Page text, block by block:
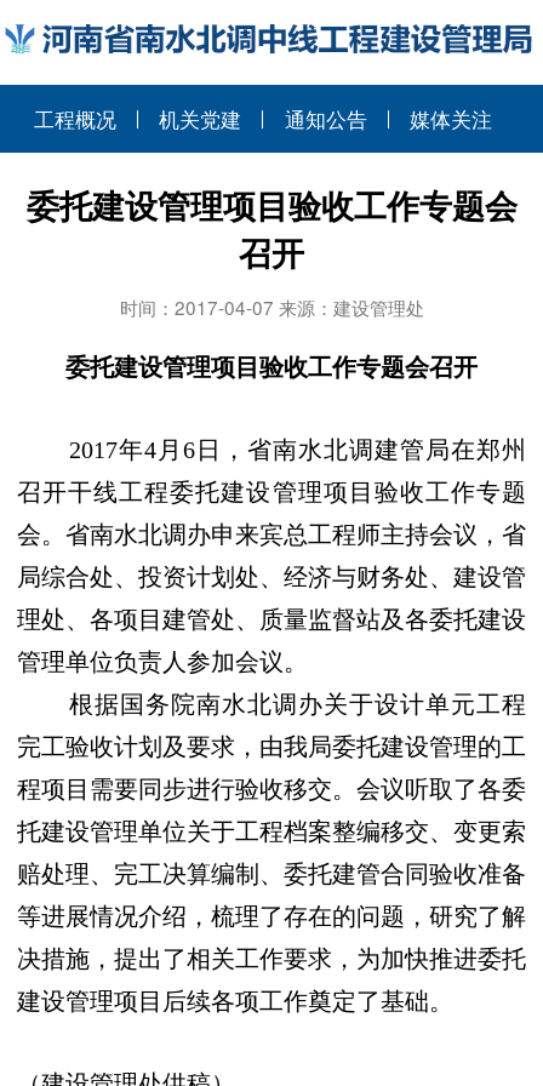
工程概况 机关党建 通知公告 媒体关注
委托建设管理项目验收工作专题会
召开
时间：2017-04-07 来源：建设管理处
委托建设管理项目验收工作专题会召开
2017年4月 6日，省南水北调建管局在郑州
召开干线工程委托建设管理项目验收工作专题
会。省南水北调办申来宾总工程师主持会议，省
局综合处、投资计划处、经济与财务处、建设管
理处、各项目建管处、质量监督站及各委托建设
管理单位负责人参加会议。
根据国务院南水北调办关于设计单元工程
完工验收计划及要求，由我局委托建设管理的工
程项目需要同步进行验收移交。会议听取了各委
托建设管理单位关于工程档案整编移交、变更索
赔处理、完工决算编制、委托建管合同验收准备
等进展情况介绍，梳理了存在的问题，研究了解
决措施，提出了相关工作要求，为加快推进委托
建设管理项目后续各项工作奠定了基础。